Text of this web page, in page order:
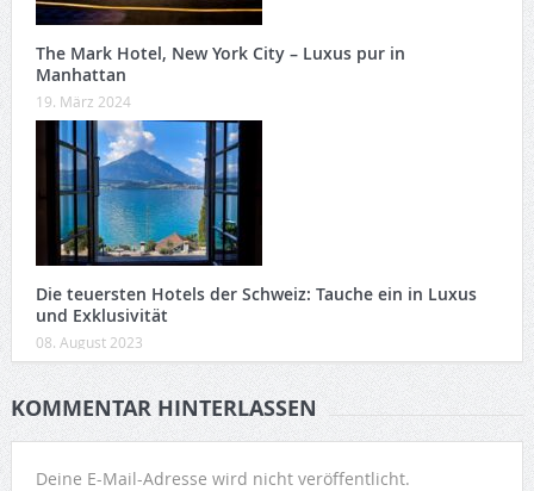
The Mark Hotel, New York City – Luxus pur in
Manhattan
19. März 2024
Die teuersten Hotels der Schweiz: Tauche ein in Luxus
und Exklusivität
08. August 2023
KOMMENTAR HINTERLASSEN
Deine E-Mail-Adresse wird nicht veröffentlicht.